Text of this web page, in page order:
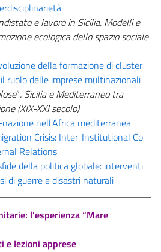
e lavoro in Sicilia. Modelli e
ecologica dello spazio sociale
della formazione di cluster
ruolo delle imprese multinazionali
”. Sicilia e Mediterraneo tra
(XIX-XXI secolo)
nell'Africa mediterranea
Crisis: Inter-Institutional Co-
Relations
della politica globale: interventi
di guerre e disastri naturali
l’esperienza “Mare
e lezioni apprese